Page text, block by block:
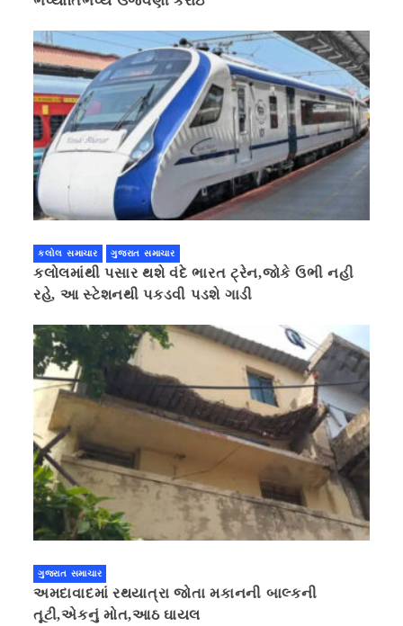
કલોલ સમાચાર ગુજરાત સમાચાર
કલોલમાંથી પસાર થશે વંદે ભારત ટ્રેન,જોકે ઉભી નહી
રહે, આ સ્ટેશનથી પકડવી પડશે ગાડી
ગુજરાત સમાચાર
અમદાવાદમાં રથયાત્રા જોતા મકાનની બાલ્કની
તૂટી,એકનું મોત,આઠ ઘાયલ